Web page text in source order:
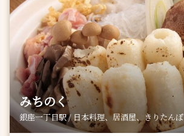
みちのく
銀座一丁目駅 / 日本料理、居酒屋、きりたんぽ